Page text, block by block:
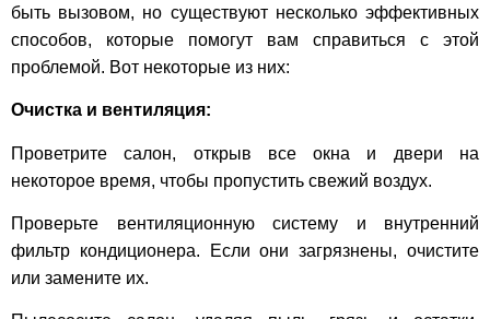
быть вызовом, но существуют несколько эффективных
способов, которые помогут вам справиться с этой
проблемой. Вот некоторые из них:
Очистка и вентиляция:
Проветрите салон, открыв все окна и двери на
некоторое время, чтобы пропустить свежий воздух.
Проверьте вентиляционную систему и внутренний
фильтр кондиционера. Если они загрязнены, очистите
или замените их.